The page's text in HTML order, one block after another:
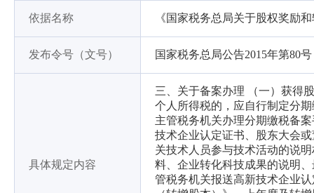
依据名称 《国家税务总局关于股权奖励
发布令号（文号） 国家税务总局公告2015年第80号
具体规定内容
三、关于备案办理 （一）获得
个人所得税的，应自行制定分
主管税务机关办理分期缴税备
技术企业认定证书、股东大会
关技术人员参与技术活动的说
料、企业转化科技成果的说明
管税务机关报送高新技术企业